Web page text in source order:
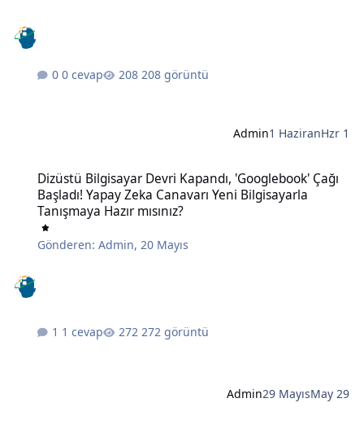
0 cevap 208 görüntü
Admin1 HaziranHzr 1
Dizüstü Bilgisayar Devri Kapandı, 'Googlebook' Çağı
Başladı! Yapay Zeka Canavarı Yeni Bilgisayarla
Tanışmaya Hazır mısınız?
Gönderen:Admin,20 Mayıs
1 cevap 272 görüntü
Admin29 MayısMay 29